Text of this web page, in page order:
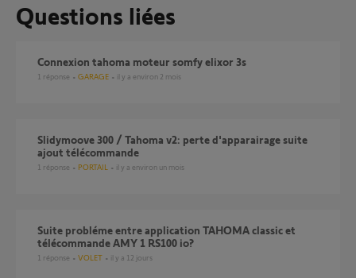
Questions liées
Connexion tahoma moteur somfy elixor 3s
1 réponse GARAGE il y a environ 2 mois
Slidymoove 300 / Tahoma v2: perte d'apparairage suite
ajout télécommande
1 réponse PORTAIL il y a environ un mois
Suite probléme entre application TAHOMA classic et
télécommande AMY 1 RS100 io?
1 réponse VOLET il y a 12 jours